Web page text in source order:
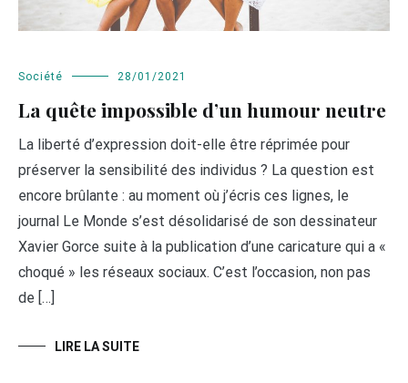
Société 28/01/2021
La quête impossible d’un humour neutre
La liberté d’expression doit-elle être réprimée pour
préserver la sensibilité des individus ? La question est
encore brûlante : au moment où j’écris ces lignes, le
journal Le Monde s’est désolidarisé de son dessinateur
Xavier Gorce suite à la publication d’une caricature qui a «
choqué » les réseaux sociaux. C’est l’occasion, non pas
de […]
LIRE LA SUITE